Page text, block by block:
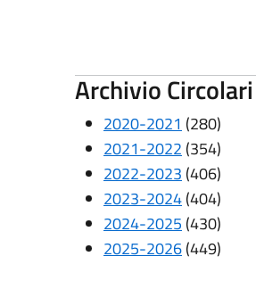
Archivio Circolari
2020-2021 (280)
2021-2022 (354)
2022-2023 (406)
2023-2024(404)
2024-2025 (430)
2025-2026(449)